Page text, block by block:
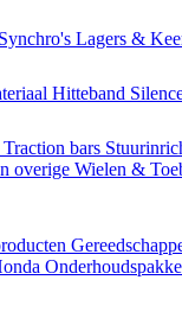
Lagers &
Hitteband
Traction bars
overige Wielen &